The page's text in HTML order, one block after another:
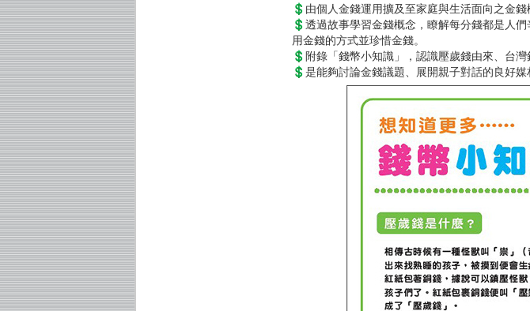
💲由個人金錢運用擴及至家庭與生活面向之金錢
💲透過故事學習金錢概念，瞭解每分錢都是人
用金錢的方式並珍惜金錢。
💲附錄「錢幣小知識」，認識壓歲錢由來、台
💲是能夠討論金錢議題、展開親子對話的良好媒